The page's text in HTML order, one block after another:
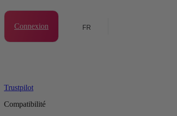
Connexion FR
Trustpilot
Compatibilité